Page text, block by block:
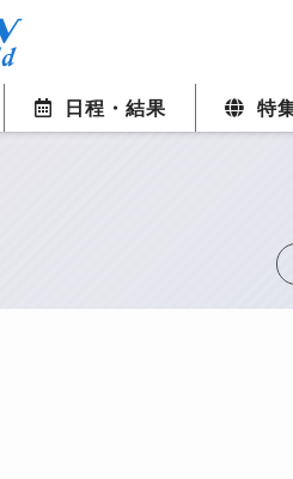
日程・結果 特